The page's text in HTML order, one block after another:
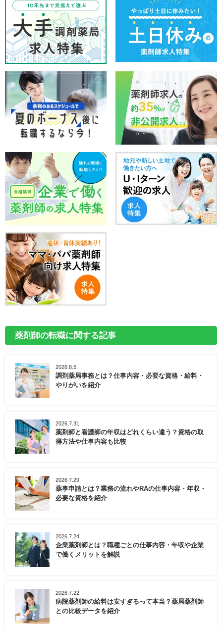
薬剤師の転職に関する記事
2026.8.5
調剤薬局事務とは？仕事内容・必要な資格・給料・
やりがいを紹介
2026.7.31
薬剤師と看護師の年収はどれくらい違う？資格の取
得方法や仕事内容も比較
2026.7.29
薬事申請とは？業務の流れやRAの仕事内容・年収・
必要な資格を紹介
2026.7.24
企業薬剤師とは？職種ごとの仕事内容・年収や企業
で働くメリットを解説
2026.7.22
病院薬剤師の給料は安すぎるって本当？薬局薬剤師
との比較データを紹介